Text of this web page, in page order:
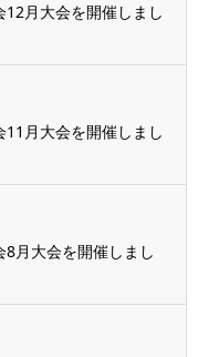
月大会を開催しまし
月大会を開催しまし
月大会を開催しまし